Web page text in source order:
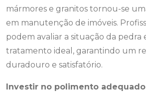
mármores e granitos tornou-se
em manutenção de imóveis.
podem avaliar a situação da pedra
tratamento ideal, garantindo um
duradouro e satisfatório.
Investir no polimento